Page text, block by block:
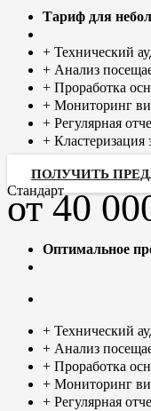
Тариф для
+ Технический
+ Анализ
+ Проработка
+ Мониторинг
+ Регулярная
+ Кластеризация
ПОЛУЧИТЬ
Стандарт
от 40
Оптимальное
+ Технический
+ Анализ
+ Проработка
+ Мониторинг
+ Регулярная